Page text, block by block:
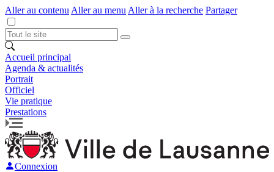
Aller au contenu Aller au menu Aller à la recherche Partager
Accueil principal
Agenda & actualités
Portrait
Officiel
Vie pratique
Prestations
Connexion